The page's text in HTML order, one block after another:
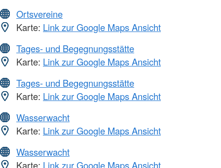
Ortsvereine
Karte: Link zur Google Maps Ansicht
Tages- und Begegnungsstätte
Karte: Link zur Google Maps Ansicht
Tages- und Begegnungsstätte
Karte: Link zur Google Maps Ansicht
Wasserwacht
Karte: Link zur Google Maps Ansicht
Wasserwacht
Karte: Link zur Google Maps Ansicht